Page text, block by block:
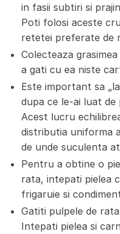
in fasii subtiri si
Poti folosi aceste
retetei preferate de
Colecteaza
a gati cu ea niste
Este important sa
dupa ce le-ai luat
Acest lucru
distributia uniforma
de unde suculenta
Pentru a obtine o
rata, intepati pielea
frigaruie si
Gatiti pulpele de
Intepati pielea si